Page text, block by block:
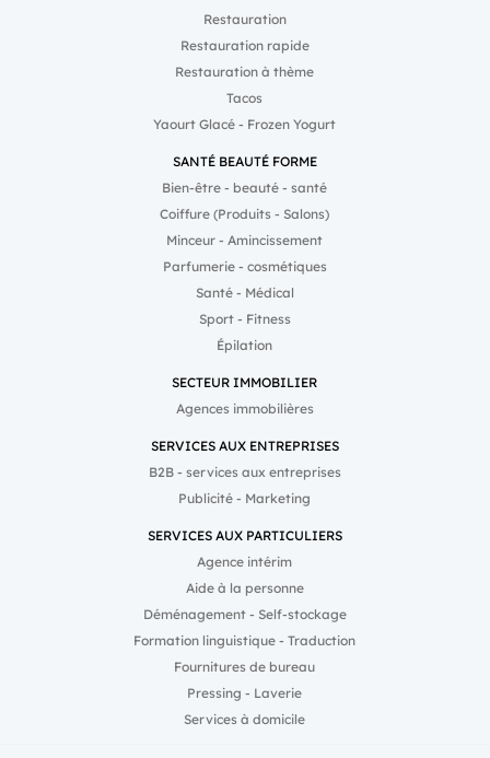
Restauration
Restauration rapide
Restauration à thème
Tacos
Yaourt Glacé - Frozen Yogurt
SANTÉ BEAUTÉ FORME
Bien-être - beauté - santé
Coiffure (Produits - Salons)
Minceur - Amincissement
Parfumerie - cosmétiques
Santé - Médical
Sport - Fitness
Épilation
SECTEUR IMMOBILIER
Agences immobilières
SERVICES AUX ENTREPRISES
B2B - services aux entreprises
Publicité - Marketing
SERVICES AUX PARTICULIERS
Agence intérim
Aide à la personne
Déménagement - Self-stockage
Formation linguistique - Traduction
Fournitures de bureau
Pressing - Laverie
Services à domicile